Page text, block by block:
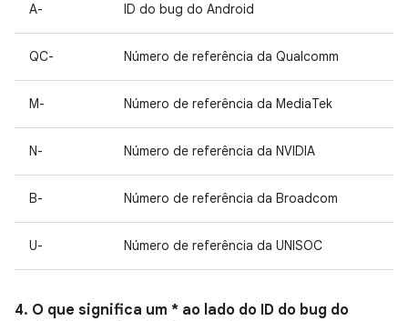
A- ID do bug do Android
QC- Número de referência da Qualcomm
M- Número de referência da MediaTek
N- Número de referência da NVIDIA
B- Número de referência da Broadcom
U- Número de referência da UNISOC
4. O que significa um * ao lado do ID do bug do